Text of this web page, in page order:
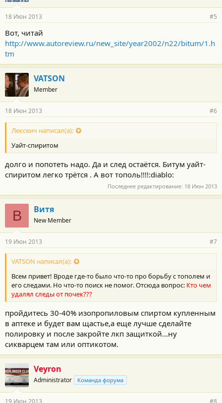
18 Июн 2013 #5
Вот, читай
http://www.autoreview.ru/new_site/year2002/n22/bitum/1.h
tm
VATSON
Member
18 Июн 2013 #6
Лексеич написал(а):
Уайт-спиритом
долго и попотеть надо. Да и след остаётся. Битум уайт-
спиритом легко трётся . А вот тополь!!!!:diablo:
Последнее редактирование: 18 Июн 2013
В Витя
New Member
19 Июн 2013 #7
VATSON написал(а):
Всем привет! Вроде где-то было что-то про борьбу с тополем и
его следами. Но что-то поиск не помог. Отсюда вопрос: Кто чем
удалял следы от почек???
пройдитесь 30-40% изопропиловым спиртом купленным
в аптеке и будет вам щастье,а еще лучше сделайте
полировку и после закройте лкп защиткой...ну
сикварцем там или оптикотом.
Veyron
Administrator Команда форума
19 Июн 2013 #8